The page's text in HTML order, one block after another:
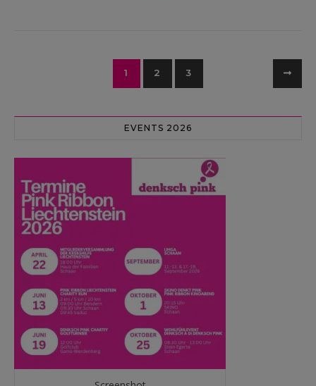
1 2 3
EVENTS 2026